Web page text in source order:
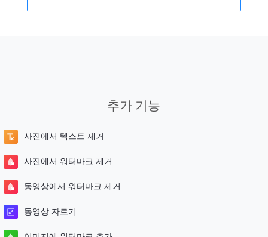
추가 기능
사진에서 텍스트 제거
사진에서 워터마크 제거
동영상에서 워터마크 제거
동영상 자르기